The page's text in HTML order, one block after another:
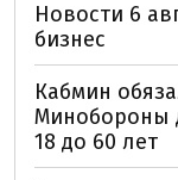
Новости 6
бизнес
Кабмин
Минобороны
18 до 60 лет